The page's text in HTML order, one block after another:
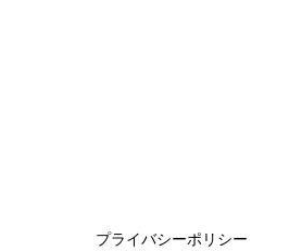
プライバシーポリシー